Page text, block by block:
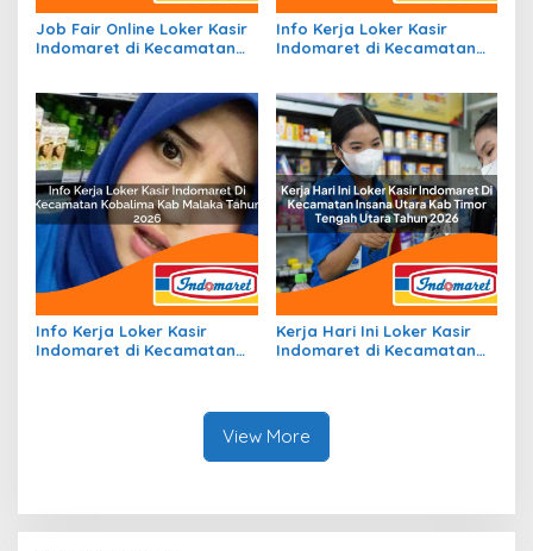
Job Fair Online Loker Kasir
Indomaret di Kecamatan
Info Kerja Loker Kasir
Indomaret di Kecamatan
Info Kerja Loker Kasir
Indomaret di Kecamatan
Kerja Hari Ini Loker Kasir
Indomaret di Kecamatan
View More